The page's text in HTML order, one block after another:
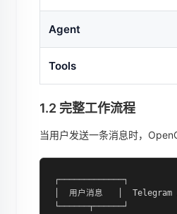
Agent
Tools
1.2 完整工作流程
当用户发送一条消息时，
┌─────────────┐
│  用户消息   │
└──────┬──────┘